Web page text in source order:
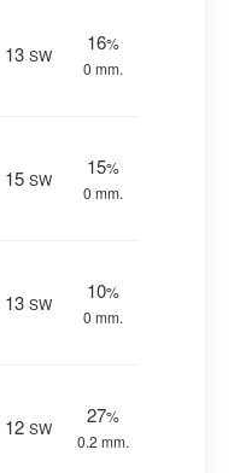
13 SW
16%
0 mm.
15 SW
15%
0 mm.
13 SW
10%
0 mm.
12 SW
27%
0.2 mm.